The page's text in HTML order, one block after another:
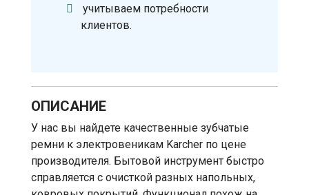
учитываем потребности
клиентов.
ОПИСАНИЕ
У нас вы найдете качественные зубчатые
ремни к электровеникам Karcher по цене
производителя. Бытовой инструмент быстро
справляется с очисткой разных напольных,